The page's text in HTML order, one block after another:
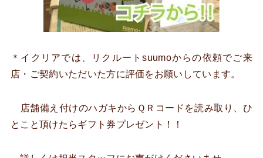
＊イクリアでは、リクルートsuumoからの依頼でご来
店・ご契約いただいた方に評価をお願いしています。
店舗備え付けのハガキからＱＲコードを読み取り、ひ
とこと頂けたらギフト券プレゼント！！